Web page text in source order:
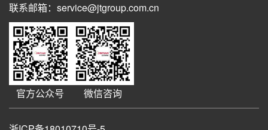
联系邮箱：service@jtgroup.com.cn
官方公众号 微信咨询